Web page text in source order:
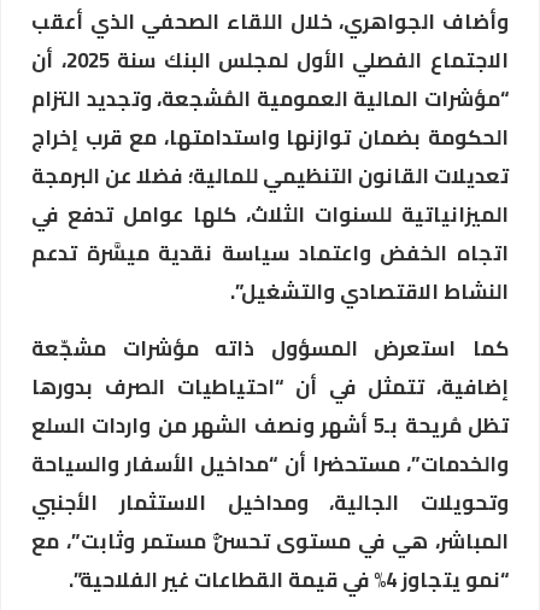
وأضاف الجواهري، خلال اللقاء الصحفي الذي أعقب
الاجتماع الفصلي الأول لمجلس البنك سنة 2025، أن
“مؤشرات المالية العمومية المُشجعة، وتجديد التزام
الحكومة بضمان توازنها واستدامتها، مع قرب إخراج
تعديلات القانون التنظيمي للمالية؛ فضلا عن البرمجة
الميزانياتية للسنوات الثلاث، كلها عوامل تدفع في
اتجاه الخفض واعتماد سياسة نقدية ميسَّرة تدعم
النشاط الاقتصادي والتشغيل”.
كما استعرض المسؤول ذاته مؤشرات مشجّعة
إضافية، تتمثل في أن “احتياطيات الصرف بدورها
تظل مُريحة بـ5 أشهر ونصف الشهر من واردات السلع
والخدمات”، مستحضرا أن “مداخيل الأسفار والسياحة
وتحويلات الجالية، ومداخيل الاستثمار الأجنبي
المباشر، هي في مستوى تحسُّن مستمر وثابت”، مع
“نمو يتجاوز 4% في قيمة القطاعات غير الفلاحية”.